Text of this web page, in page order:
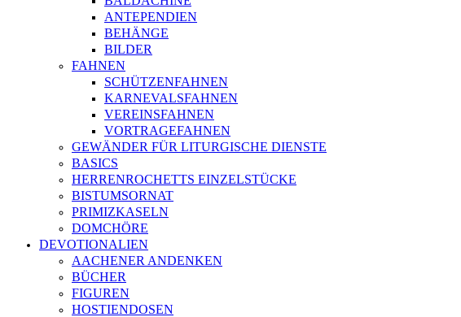
ANTEPENDIEN
BEHÄNGE
BILDER
FAHNEN
SCHÜTZENFAHNEN
KARNEVALSFAHNEN
VEREINSFAHNEN
VORTRAGEFAHNEN
GEWÄNDER FÜR LITURGISCHE DIENSTE
BASICS
HERRENROCHETTS EINZELSTÜCKE
BISTUMSORNAT
PRIMIZKASELN
DOMCHÖRE
DEVOTIONALIEN
AACHENER ANDENKEN
BÜCHER
FIGUREN
HOSTIENDOSEN